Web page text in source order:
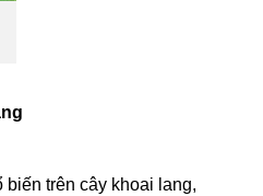
trên cây khoai lang,